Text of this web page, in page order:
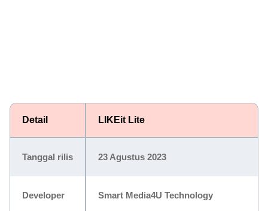
Detail LIKEit Lite
Tanggal rilis 23 Agustus 2023
Developer Smart Media4U Technology